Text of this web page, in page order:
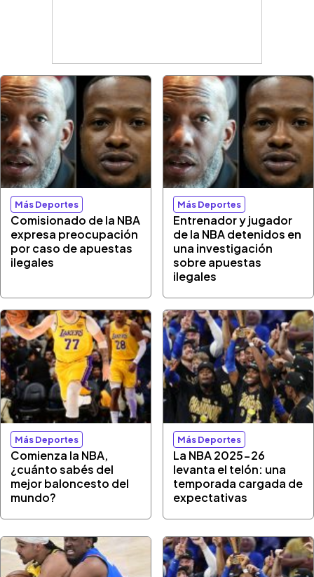
Más Deportes
Comisionado de la NBA
expresa preocupación
por caso de apuestas
ilegales
Más Deportes
Entrenador y jugador
de la NBA detenidos en
una investigación
sobre apuestas
ilegales
Más Deportes
Comienza la NBA,
¿cuánto sabés del
mejor baloncesto del
mundo?
Más Deportes
La NBA 2025-26
levanta el telón: una
temporada cargada de
expectativas